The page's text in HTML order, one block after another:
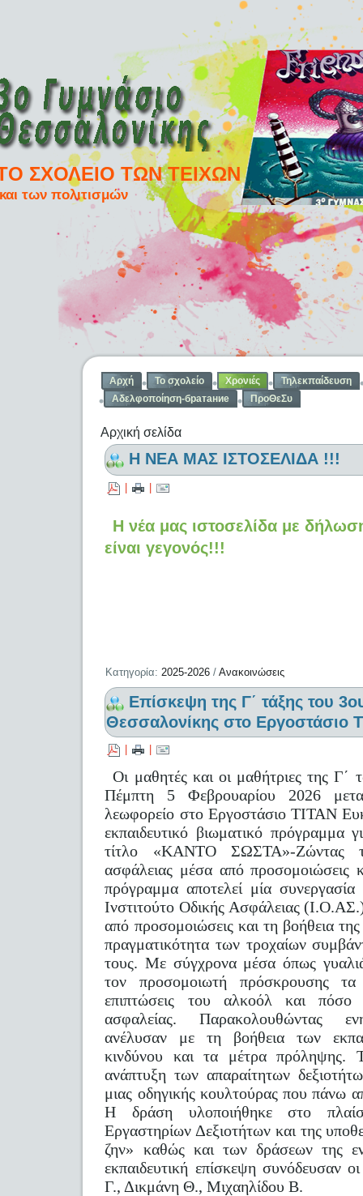
ΣΧΟΛΕΙΟ ΤΩΝ ΤΕΙΧΩΝ
και των πολιτισμών
Αρχή Το σχολείο Χρονιές
Τηλεκπαίδευση
Αδελφοποίηση-братание
ΠροΘεΣυ
Αρχική σελίδα
Η ΝΕΑ ΜΑΣ ΙΣΤΟΣΕΛΙΔΑ !!!
Η νέα μας ιστοσελίδα με
είναι γεγονός!!!
Κατηγορία: 2025-2026 /Ανακοινώσεις
Επίσκεψη της Γ΄ τάξης του
Θεσσαλονίκης στο Εργοστάσιο
Οι μαθητές και οι μαθήτριες της Γ΄
Πέμπτη 5 Φεβρουαρίου 2026
λεωφορείο στο Εργοστάσιο ΤΙΤΑΝ
εκπαιδευτικό βιωματικό πρόγραμμα
τίτλο «ΚΑΝΤΟ ΣΩΣΤΑ»-Ζώντας
ασφάλειας μέσα από προσομοιώσεις
πρόγραμμα αποτελεί μία
Ινστιτούτο Οδικής Ασφάλειας
από προσομοιώσεις και τη βοήθεια
πραγματικότητα των τροχαίων
τους. Με σύγχρονα μέσα όπως
τον προσομοιωτή πρόσκρουσης τα
επιπτώσεις του αλκοόλ και πόσο
ασφαλείας. Παρακολουθώντας
ανέλυσαν με τη βοήθεια των
κινδύνου και τα μέτρα πρόληψης.
ανάπτυξη των απαραίτητων
μιας οδηγικής κουλτούρας που πάνω
Η δράση υλοποιήθηκε στο
Εργαστηρίων Δεξιοτήτων και της
ζην» καθώς και των δράσεων της
εκπαιδευτική επίσκεψη συνόδευσαν
Γ., Δικμάνη Θ., Μιχαηλίδου Β.